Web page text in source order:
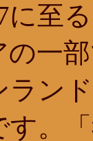
に至
一
ラン
す。